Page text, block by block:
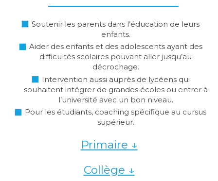
Soutenir les parents dans l’éducation de leurs
enfants.
Aider des enfants et des adolescents ayant des
difficultés scolaires pouvant aller jusqu’au
décrochage.
Intervention aussi auprès de lycéens qui
souhaitent intégrer de grandes écoles ou entrer à
l’université avec un bon niveau.
Pour les étudiants, coaching spécifique au cursus
supérieur.
Primaire ↓
Collège ↓